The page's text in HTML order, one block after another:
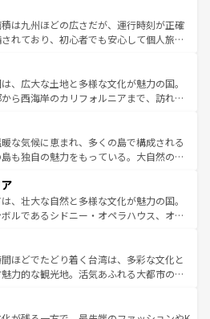
ぶとそれぞれで全く異なる文化を体験で
だろう。 なお、新着のフランス情報はコンテンツ一覧
。
ぜひ体験してほしい。 なお、新着の
ンテンツ一覧を参照してほしい。
魅力がある。また、優雅なアフタヌーン
きにはたまらない英国パブ、サッカー観
らこそできる体験も豊富。イギリスを旅
てほしい。
は九州ほどの広さだが、運行時刻が正確
れており、初心者でも安心して個人旅行
残る町や、スイスならではのユニークな
ルプス観光だけでなく町歩きも満喫する
民の所得が高いため物価も高いが、旅行
観光を楽しむこともできる。 なお、新
コンテンツ一覧 を参照してほしい。
、広大な土地と多様な文化が魅力の国。
ら西海岸のカリフォルニアまで、訪れる
は、観光、ショッピング、エンターテイ
た刺激的なスポットだ。一方、アメリカ
広がり、グランドキャニオンやイエロー
ンズでは、音楽と美食が融合した独特の
者はアメリカの各地域で異なる魅力を楽
多様性と豊かな歴史を感じることができ
ルだ。 なお、新着のアメリカ
一覧を参照してほしい。
な気候に恵まれ、多くの島で構成される
も独自の魅力をもっている。大自然の神
い。また、定番の観光地といえばオアフ
然を求めるならマウイ島やカウアイ島が
ルドグリーンに輝く海をはじめ、豊かな
心で訪れる人々を迎えてくれるハワイの
ーカルフードやハワイアンミュージッ
ダンスなど、すべてがハワイの魅力を彩
。 なお、新着のハワイ情報
を参照してほしい。
、壮大な自然と多様な文化が魅力の国。
ルであるシドニー・オペラハウス、オー
中央部にそびえるウルル（エアーズロッ
の美しい原生林やケアンズの熱帯雨林な
くさん。また、カフェやワイン、オージ
ティも充実しており、サーフィンやダイ
グなど、アウトドア好きにはたまらな
ほどでたどり着く台湾は、多彩な文化と
力的な観光地。活気あふれる大都市の台
岳地帯である台湾東部など、都市の喧騒